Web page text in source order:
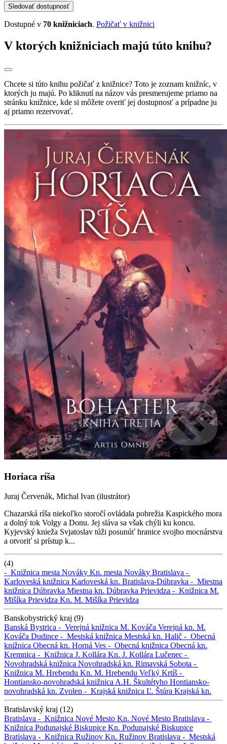
Sledovať dostupnosť
Dostupné v 70 knižniciach. Požičať v knižnici
V ktorých knižniciach majú túto knihu?
Chcete si túto knihu požičať z knižnice? Toto je zoznam knižníc, v
ktorých ju majú. Po kliknutí na názov vás presmerujeme priamo na
stránku knižnice, kde si môžete overiť jej dostupnosť a prípadne ju
aj priamo rezervovať.
Horiaca ríša
Juraj Červenák, Michal Ivan (ilustrátor)
Chazarská ríša niekoľko storočí ovládala pobrežia Kaspického mora
a dolný tok Volgy a Donu. Jej sláva sa však chýli ku koncu.
Kyjevský knieža Svjatoslav túži posunúť hranice svojho mocnárstva
a otvoriť si prístup k...
(4)
- Knižnica mesta Nováky Kn. mesta Nováky Bratislava -
Karloveská knižnica Karloveská kn. Bratislava-Dúbravka - Miestna
knižnica Dúbravka Miestna kn. Dúbravka Prievidza - Knižnica M.
Mišíka Prievidza Kn. M. Mišíka Prievidza
Banskobystrický kraj (9)
Banská Bystrica - Verejná knižnica M. Kováča Verejná kn. M.
Kováča Dudince - Mestská knižnica Mestská kn. Halič - Obecná
knižnica Obecná kn. Horná Ves - Obecná knižnica Obecná kn.
Kremnica - Knižnica J. Kollára Kn. J. Kollára Lučenec -
Novohradská knižnica Novohradská kn. Rimavská Sobota -
Knižnica M. Hrebendu Kn. M. Hrebendu Veľký Krtíš -
Hontiansko-novohradská knižnica A.H. Škultétyho Hontiansko-
novohradská kn. Zvolen - Krajská knižnica Ľ. Štúra Krajská kn.
Bratislavský kraj (12)
Bratislava - Knižnica Nové Mesto Kn. Nové Mesto Bratislava -
Knižnica Podunajské Biskupice Kn. Podunajské Biskupice
Bratislava - Knižnica Ružinov Kn. Ružinov Bratislava - Mestská